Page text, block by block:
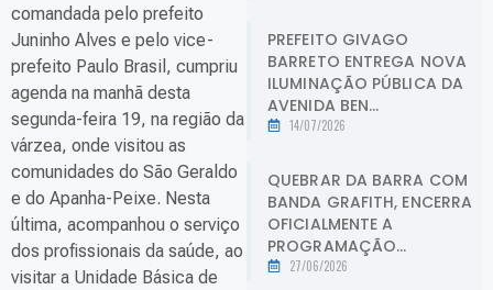
comandada pelo prefeito
Juninho Alves e pelo vice-
prefeito Paulo Brasil, cumpriu
agenda na manhã desta
segunda-feira 19, na região da
várzea, onde visitou as
comunidades do São Geraldo
e do Apanha-Peixe. Nesta
última, acompanhou o serviço
dos profissionais da saúde, ao
visitar a Unidade Básica de
PREFEITO GIVAGO
BARRETO ENTREGA NOVA
ILUMINAÇÃO PÚBLICA DA
AVENIDA BEN...
14/07/2026
QUEBRAR DA BARRA COM
BANDA GRAFITH, ENCERRA
OFICIALMENTE A
PROGRAMAÇÃO...
27/06/2026